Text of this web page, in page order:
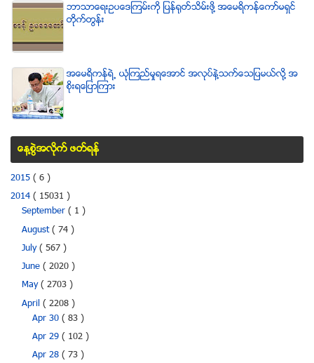
ဘာသာေရးဥပေဒၾကမ္းကို ျပန္ရုတ္သိမ္းဖို႔ အေမရိကန္ေကာ္မရွင္
တိုက္တြန္း
အေမရိကန္ရဲ႕ ယံုၾကည္မႈရေအာင္ အလုပ္နဲ႔သက္ေသျပမယ္လုိ႔ အ
စုိးရေျပာၾကား
ေန႔စြဲအလိုက္ ဖတ္ရန္
2015 ( 6 )
2014 ( 15031 )
September ( 1 )
August( 74 )
July( 567 )
June ( 2020 )
May( 2703 )
April ( 2208 )
Apr 30( 83 )
Apr 29( 102 )
Apr 28( 73 )